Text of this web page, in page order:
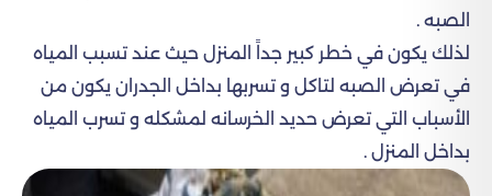
الصبه .
لذلك يكون في خطر كبير جداً المنزل حيث عند تسبب المياه
في تعرض الصبه لتاكل و تسربها بداخل الجدران يكون من
الأسباب التي تعرض حديد الخرسانه لمشكله و تسرب المياه
بداخل المنزل .